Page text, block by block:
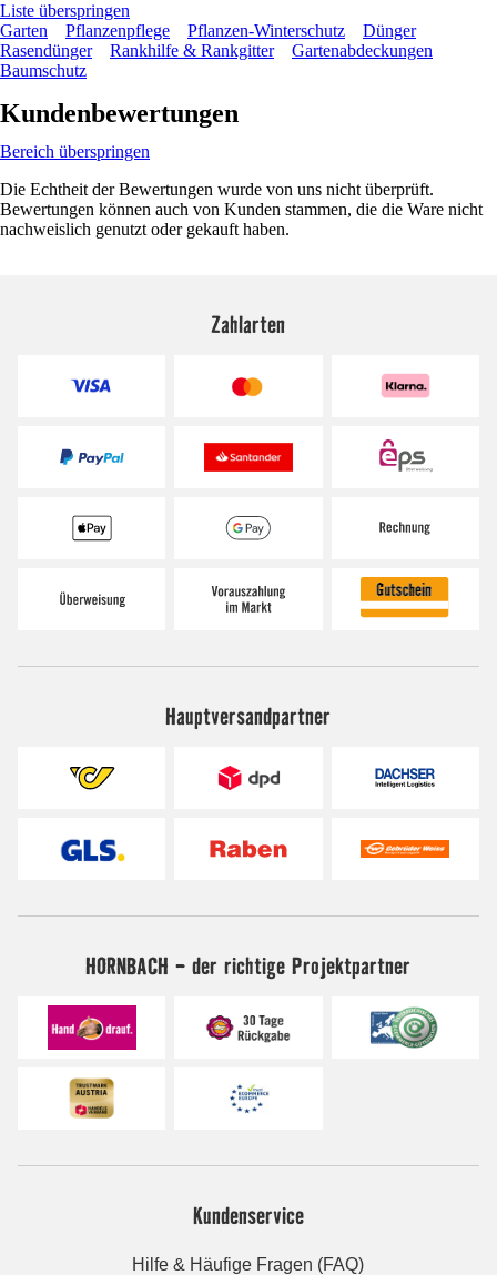
Liste überspringen
Garten
Pflanzenpflege Pflanzen-Winterschutz
Dünger
Rasendünger
Rankhilfe & Rankgitter
Gartenabdeckungen
Baumschutz
Kundenbewertungen
Bereich überspringen
Die Echtheit der Bewertungen wurde von uns nicht überprüft.
Bewertungen können auch von Kunden stammen, die die Ware nicht
nachweislich genutzt oder gekauft haben.
Zahlarten
Hauptversandpartner
HORNBACH - der richtige Projektpartner
Kundenservice
Hilfe & Häufige Fragen (FAQ)